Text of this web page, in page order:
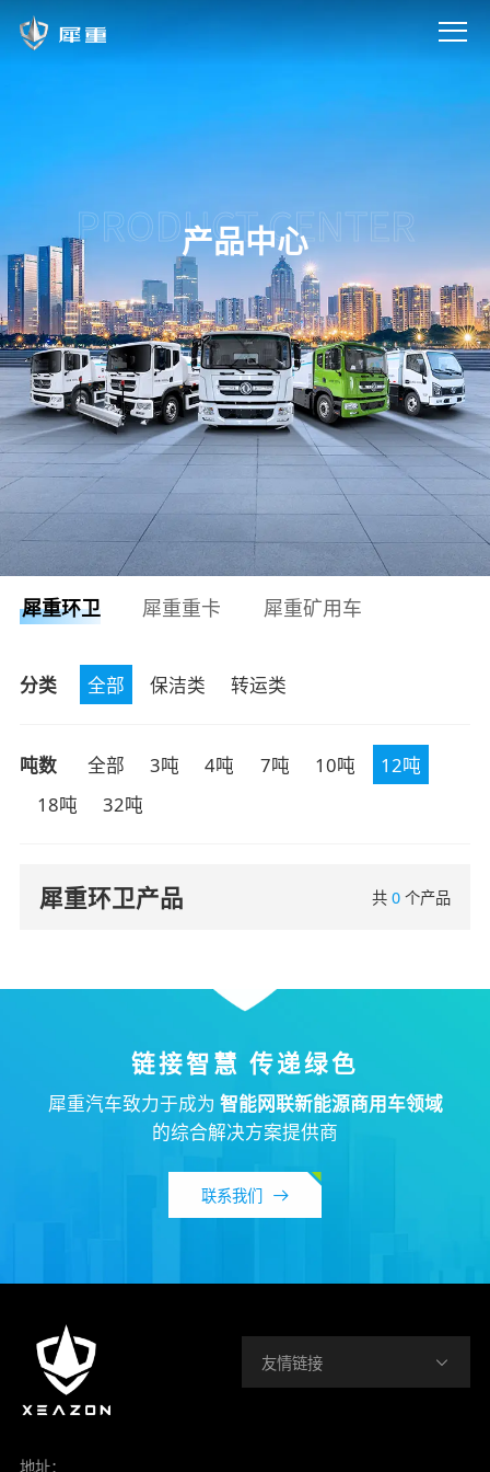
PRODUCT CENTER
产品中心
犀重环卫 犀重重卡 犀重矿用车
分类 全部 保洁类 转运类
吨数 全部 3吨 4吨 7吨 10吨
12吨
18吨
32吨
犀重环卫产品 共0个产品
链接智慧 传递绿色
犀重汽车致力于成为 智能网联新能源商用车领域
的综合解决方案提供商
联系我们
友情链接
地址：